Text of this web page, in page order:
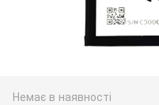
Немає в наявності